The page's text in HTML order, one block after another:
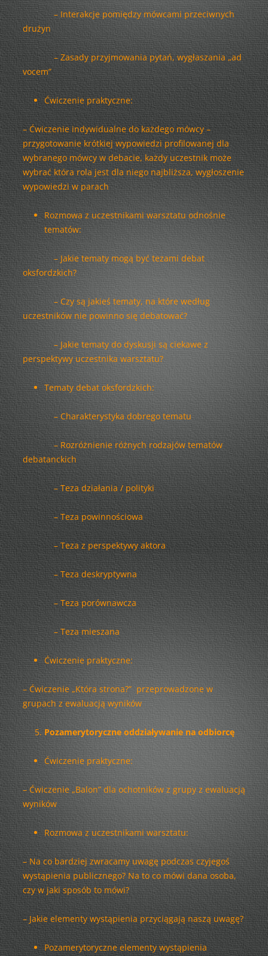
– Interakcje pomiędzy mówcami przeciwnych
drużyn
– Zasady przyjmowania pytań, wygłaszania „ad
vocem”
Ćwiczenie praktyczne:
– Ćwiczenie indywidualne do każdego mówcy –
przygotowanie krótkiej wypowiedzi profilowanej dla
wybranego mówcy w debacie, każdy uczestnik może
wybrać która rola jest dla niego najbliższa, wygłoszenie
wypowiedzi w parach
Rozmowa z uczestnikami warsztatu odnośnie
tematów:
– Jakie tematy mogą być tezami debat
oksfordzkich?
– Czy są jakieś tematy, na które według
uczestników nie powinno się debatować?
– Jakie tematy do dyskusji są ciekawe z
perspektywy uczestnika warsztatu?
Tematy debat oksfordzkich:
– Charakterystyka dobrego tematu
– Rozróżnienie różnych rodzajów tematów
debatanckich
– Teza działania / polityki
– Teza powinnościowa
– Teza z perspektywy aktora
– Teza deskryptywna
– Teza porównawcza
– Teza mieszana
Ćwiczenie praktyczne:
– Ćwiczenie „Która strona?” przeprowadzone w
grupach z ewaluacją wyników
Pozamerytoryczne oddziaływanie na odbiorcę
Ćwiczenie praktyczne:
– Ćwiczenie „Balon” dla ochotników z grupy z ewaluacją
wyników
Rozmowa z uczestnikami warsztatu:
– Na co bardziej zwracamy uwagę podczas czyjegoś
wystąpienia publicznego? Na to co mówi dana osoba,
czy w jaki sposób to mówi?
– Jakie elementy wystąpienia przyciągają naszą uwagę?
Pozamerytoryczne elementy wystąpienia